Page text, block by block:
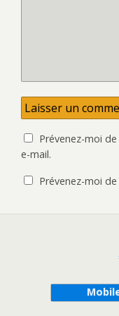
Prévenez-moi
e-mail.
Prévenez-moi